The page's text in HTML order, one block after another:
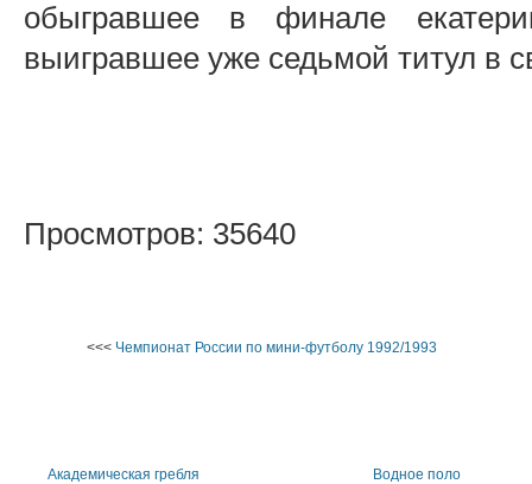
обыгравшее в финале
выигравшее уже седьмой титул в
Просмотров: 35640
<<< Чемпионат России по мини-футболу 1992/1993
Академическая гребля
Водное поло